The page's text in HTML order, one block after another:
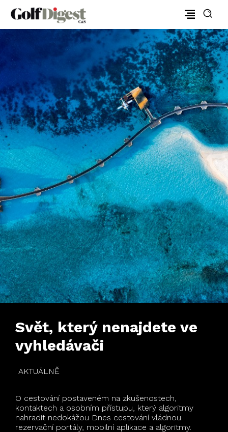
Svět, který nenajdete ve
vyhledávači
AKTUÁLNĚ
O cestování postaveném na zkušenostech,
kontaktech a osobním přístupu, který algoritmy
nahradit nedokážou Dnes cestování vládnou
rezervační portály, mobilní aplikace a algoritmy.